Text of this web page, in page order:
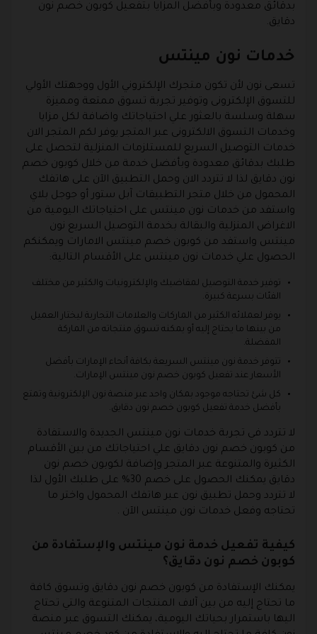
بدقائق معدودة وبأفضل المزايا بتفعيل كوبون خصم نون
دقايق.
خدمات نون مينتس
تسعى نون لأن تكون متجرك الإلكتروني الأول ووجهتك الأولي
للتسوق الإلكترونى وتوفير تجربة تسوق ممتعة ومميزة
سهلة وسلسة بالعثور علي احتياجاتك واضافة لكل مزايا
وخدمات التسوق الالكترونى عبر المتجر يوفر لكم المتجر الان
خدمات التوصيل السريع للمستلزمات المنزلية لتحصل على
طلبك بدقائق معدودة وبأفضل خدمة من خلال كوبون خصم
نون دقايق لذا لا تتردد الان وحمل التطبيق الآن على هاتفك
المحمول من خلال متجر التطبيقات آبل ستور أو جوجل بلاي
واستفد من خدمات نون مينتس على احتياجاتك اليومية من
الاغراض المنزلية والبقالة بخدمة التوصيل السريع نون
مينتس واستفد من كوبون خصم مينتس الامارات ويمكنكم
الحصول علي خدمات نون مينتس على الأقسام التالية:
توفير خدمة التوصيل لمقاضيك والإلكترونيات والكثير من مختلف
الفئات بسرعة كبيرة.
يوفر لعملائه الكثير من الماركات والعلامات التجارية ليختار العميل
من بينها ما يحتاج إليه أو يمكنه تسوق منتجاته من الماركة
المفضلة.
تتوفر خدمة نون مينتس السريعة بكافة أنحاء الإمارات بأفضل
الأسعار عند تفعيل كوبون خصم نون مينتس الإمارات.
كل شئ تحتاجه موجود بمكان واحد عبر منصة نون الإلكترونية وتمتع
بأفضل خدمة تفعيل كوبون خصم نون دقايق.
لا تتردد في تجربة خدمات نون مينتس الجديدة والاستفادة
من كوبون خصم نون دقايق علي احتياجاتك من بين الأقسام
الكثيرة والمتنوعة عبر المتجر وإضافة لكوبون خصم نون
دقايق يمكنك الحصول على خصم 30% على طلبك الأول لذا
لا تتردد وحمل تطبيق نون عبر هاتفك المحمول واختر ما
تحتاجه وفعل خدمات نون مينتس الآن .
كيفية تفعيل خدمة نون مينتس والإستفادة من
كوبون خصم نون دقايق؟
يمكنك الإستفادة من كوبون خصم نون دقايق وتسوق كافة
ما تحتاج إليه من بين آلاف المنتجات المتنوعة والتي تحتاج
اليها باستمرار بحياتك اليومية، يمكنك التسوق عبر منصة